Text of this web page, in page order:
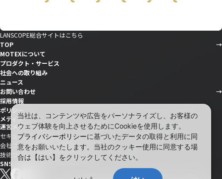
LANSCOPE総合サイトはこちら
TOP
MOTEXについて
プロダクト・サービス
社会への取り組み
ニュース
お問い合わせ
採用情報
ポリシー
メディア
運営メディア
セキュリティ情報サイト「wiz LANCOPE」
会社ブログ「MOTEX公式note」
技術ブログ「MOTEX TECH BLOG」
SNS
当社は、コンテンツや広告をパーソナライズし、お客様の
ウェブ体験を向上させるためにCookieを使用します。
プライバシーポリシーに基づいたデータの取得と利用に同
意をお願いいたします。当社のクッキー使用に同意する場
合は【はい】をクリックしてください。